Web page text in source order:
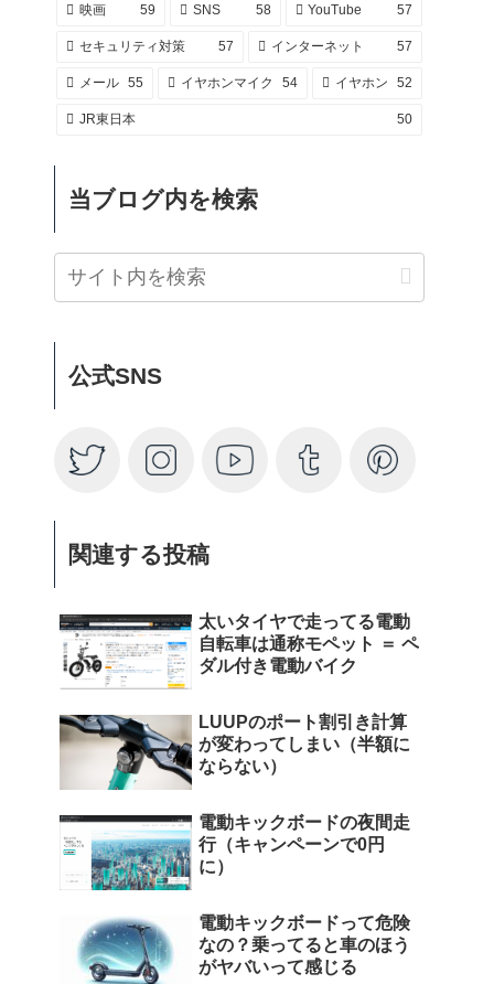
映画 59 SNS 58 YouTube 57
セキュリティ対策 57 インターネット 57
メール 55 イヤホンマイク 54 イヤホン 52
JR東日本 50
当ブログ内を検索
公式SNS
関連する投稿
太いタイヤで走ってる電動
自転車は通称モペット ＝ ペ
ダル付き電動バイク
LUUPのポート割引き計算
が変わってしまい（半額に
ならない）
電動キックボードの夜間走
行（キャンペーンで0円
に）
電動キックボードって危険
なの？乗ってると車のほう
がヤバいって感じる